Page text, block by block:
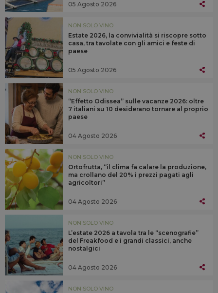
05 Agosto 2026
NON SOLO VINO
Estate 2026, la convivialità si riscopre sotto
casa, tra tavolate con gli amici e feste di
paese
05 Agosto 2026
NON SOLO VINO
“Effetto Odissea” sulle vacanze 2026: oltre
7 italiani su 10 desiderano tornare al proprio
paese
04 Agosto 2026
NON SOLO VINO
Ortofrutta, “il clima fa calare la produzione,
ma crollano del 20% i prezzi pagati agli
agricoltori”
04 Agosto 2026
NON SOLO VINO
L’estate 2026 a tavola tra le “scenografie”
del Freakfood e i grandi classici, anche
nostalgici
04 Agosto 2026
NON SOLO VINO